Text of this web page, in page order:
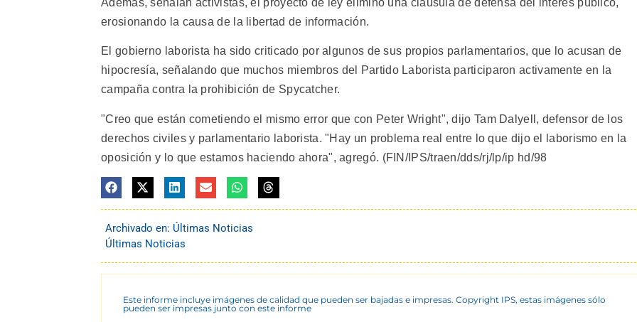
Además, señalan activistas, el proyecto de ley eliminó una cláusula de defensa del interés público,
erosionando la causa de la libertad de información.
El gobierno laborista ha sido criticado por algunos de sus propios parlamentarios, que lo acusan de
hipocresía, señalando que muchos miembros del Partido Laborista participaron activamente en la
campaña contra la prohibición de Spycatcher.
"Creo que están cometiendo el mismo error que con Peter Wright", dijo Tam Dalyell, defensor de los
derechos civiles y parlamentario laborista. "Hay un problema real entre lo que dijo el laborismo en la
oposición y lo que estamos haciendo ahora", agregó. (FIN/IPS/traen/dds/rj/lp/ip hd/98
Archivado en: Últimas Noticias
Últimas Noticias
Este informe incluye imágenes de calidad que pueden ser bajadas e impresas. Copyright IPS, estas imágenes sólo
pueden ser impresas junto con este informe